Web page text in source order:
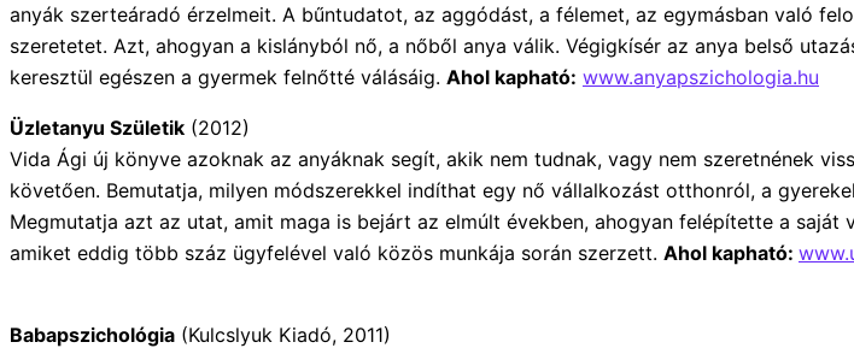
anyák szerteáradó érzelmeit. A bűntudatot, az aggódást, a félemet, az egymásban való
szeretetet. Azt, ahogyan a kislányból nő, a nőből anya válik. Végigkísér az anya belső
keresztül egészen a gyermek felnőtté válásáig. Ahol kapható: www.anyapszichologia.hu
Üzletanyu Születik (2012)
Vida Ági új könyve azoknak az anyáknak segít, akik nem tudnak, vagy nem szeretnének
követően. Bemutatja, milyen módszerekkel indíthat egy nő vállalkozást otthonról, a
Megmutatja azt az utat, amit maga is bejárt az elmúlt években, ahogyan felépítette a saját
amiket eddig több száz ügyfelével való közös munkája során szerzett. Ahol kapható:
Babapszichológia (Kulcslyuk Kiadó, 2011)